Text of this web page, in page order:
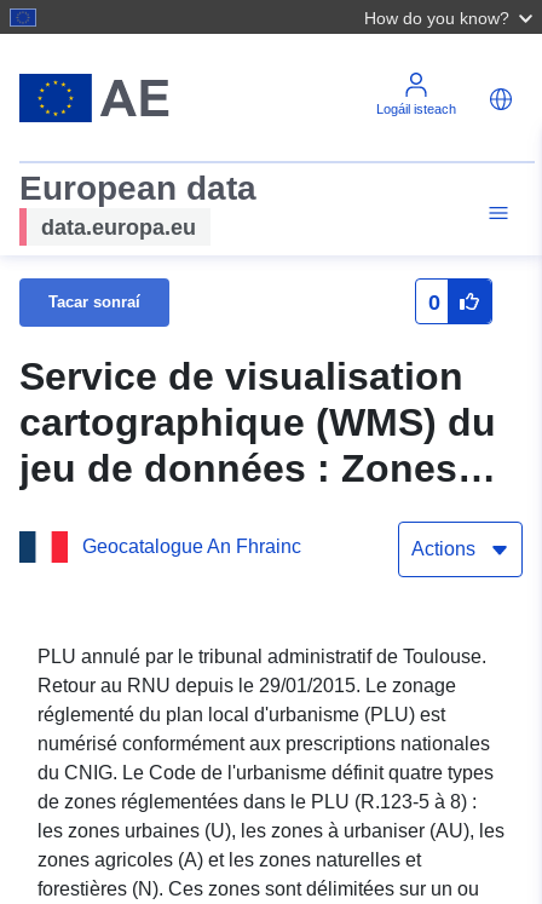
How do you know?
Logáil isteach
European data
data.europa.eu
Tacar sonraí 0
Service de visualisation
cartographique (WMS) du
jeu de données : Zones
réglementées du plan local
d'urbanisme de DUN
Geocatalogue An Fhrainc Actions
PLU annulé par le tribunal administratif de Toulouse.
Retour au RNU depuis le 29/01/2015. Le zonage
réglementé du plan local d'urbanisme (PLU) est
numérisé conformément aux prescriptions nationales
du CNIG. Le Code de l'urbanisme définit quatre types
de zones réglementées dans le PLU (R.123-5 à 8) :
les zones urbaines (U), les zones à urbaniser (AU), les
zones agricoles (A) et les zones naturelles et
forestières (N). Ces zones sont délimitées sur un ou